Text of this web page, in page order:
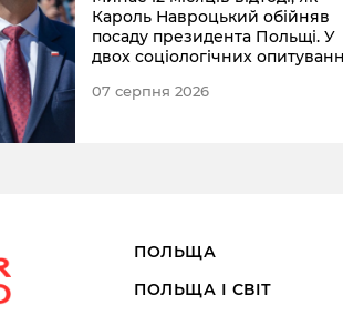
Кароль Навроцький обійняв
посаду президента Польщі. У
двох соціологічних
президента та першої леді.
07 серпня 2026
ПОЛЬЩА
ПОЛЬЩА І СВІТ